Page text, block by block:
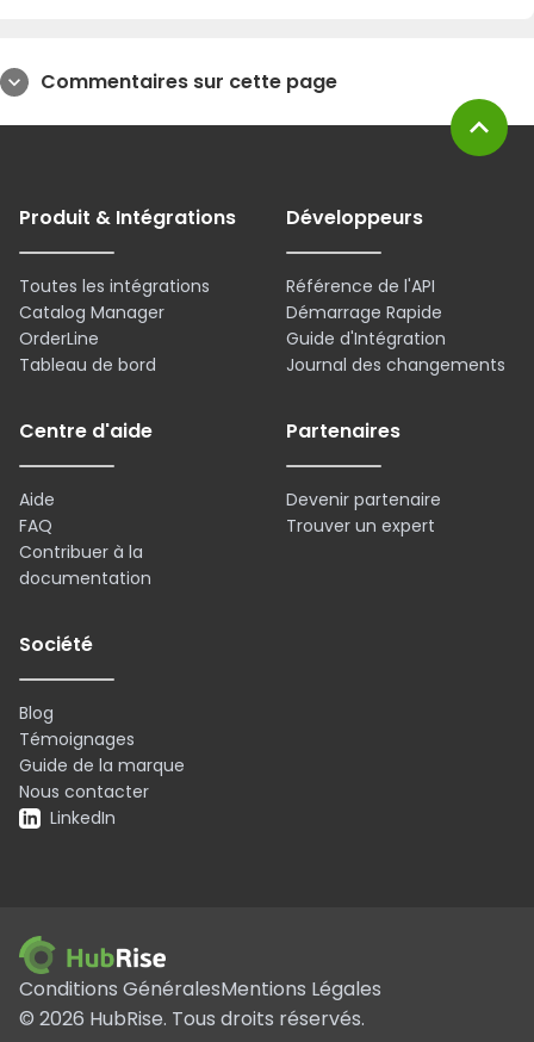
expand_more Commentaires sur cette page
Produit & Intégrations
Toutes les intégrations
Catalog Manager
OrderLine
Tableau de bord
Développeurs
Référence de l'API
Démarrage Rapide
Guide d'Intégration
Journal des changements
Centre d'aide
Aide
FAQ
Contribuer à la
documentation
Partenaires
Devenir partenaire
Trouver un expert
Société
Blog
Témoignages
Guide de la marque
Nous contacter
LinkedIn
expand_less
© 2026 HubRise. Tous droits réservés.
Conditions GénéralesMentions Légales